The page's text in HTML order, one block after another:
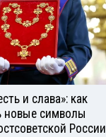
и слава»: как
новые символы
России